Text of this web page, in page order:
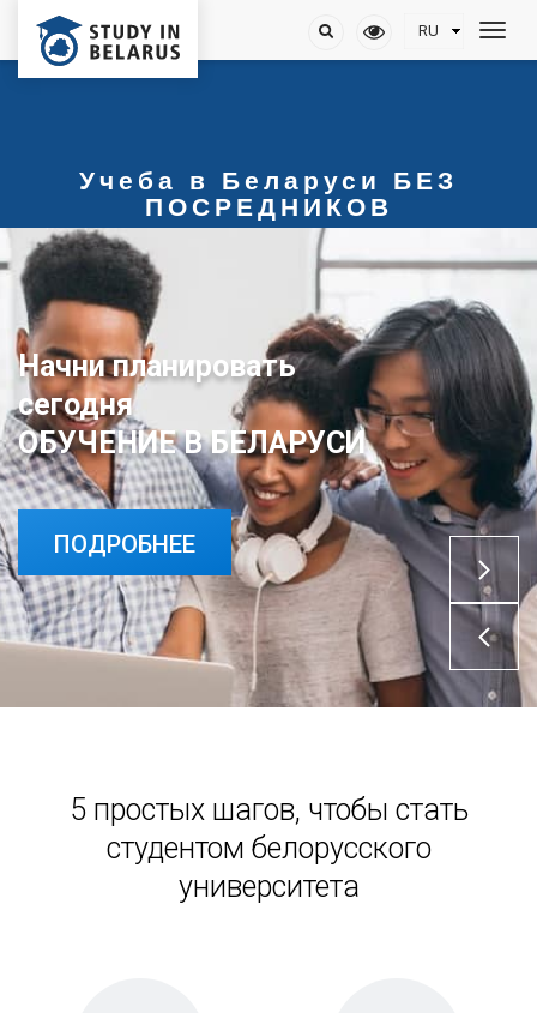
Учеба в Беларуси БЕЗ
ПОСРЕДНИКОВ
Начни планировать
сегодня
ОБУЧЕНИЕ В БЕЛАРУСИ
ПОДРОБНЕЕ
5 простых шагов, чтобы стать
студентом белорусского
университета